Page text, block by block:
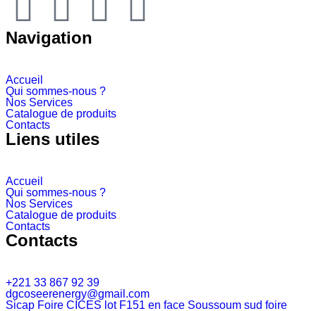
Navigation
Accueil
Qui sommes-nous ?
Nos Services
Catalogue de produits
Contacts
Liens utiles
Accueil
Qui sommes-nous ?
Nos Services
Catalogue de produits
Contacts
Contacts
+221 33 867 92 39
dgcoseerenergy@gmail.com
Sicap Foire CICES lot F151 en face Soussoum sud foire